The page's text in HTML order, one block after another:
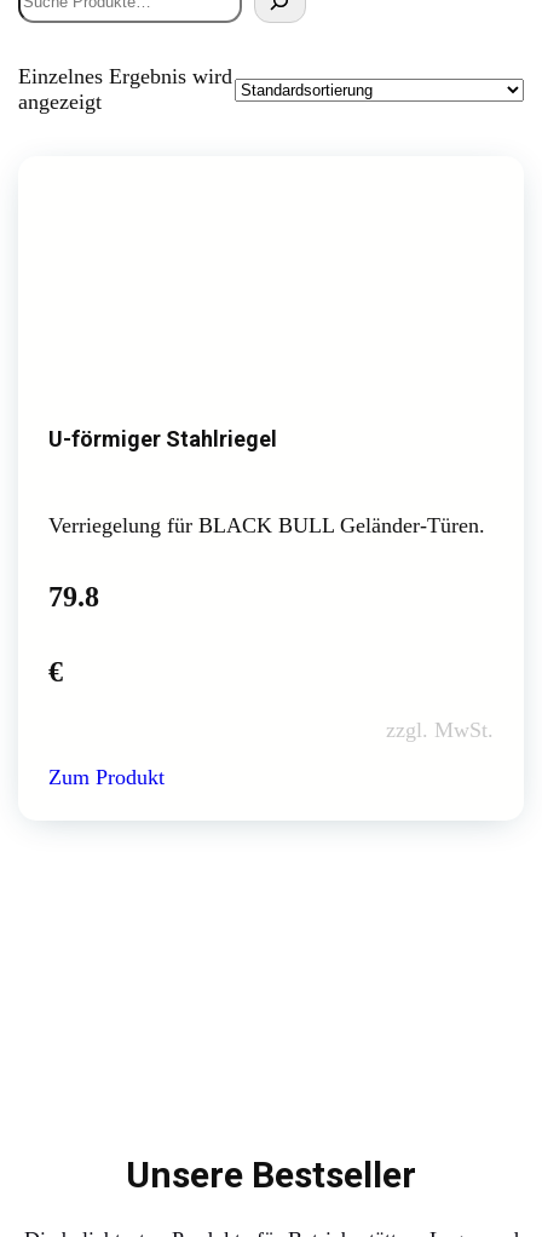
Einzelnes Ergebnis wird
angezeigt
U-förmiger Stahlriegel
Verriegelung für BLACK BULL Geländer-Türen.
79.8
€
zzgl. MwSt.
Zum Produkt
Unsere Bestseller